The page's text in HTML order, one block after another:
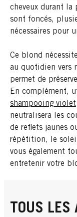
cheveux durant la
sont foncés,
nécessaires pour
Ce blond
au quotidien vers
permet de
En complément,
shampooing violet
neutralisera les
de reflets jaunes
répétition, le
vous également
entretenir votre
TOUS LES